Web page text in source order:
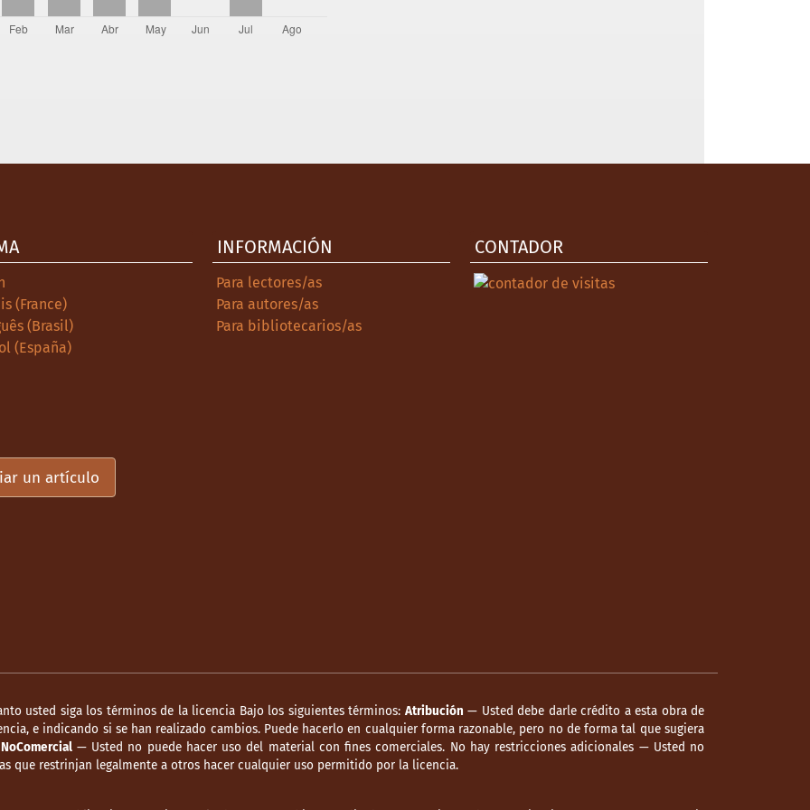
(France)
(Brasil)
(España)
INFORMACIÓN
Para lectores/as
Para autores/as
Para bibliotecarios/as
CONTADOR
un artículo
usted siga los términos de la licencia Bajo los siguientes términos: Atribución — Usted debe darle crédito a esta obra de
e indicando si se han realizado cambios. Puede hacerlo en cualquier forma razonable, pero no de forma tal que sugiera
NoComercial— Usted no puede hacer uso del material con fines comerciales. No hay restricciones adicionales — Usted no
que restrinjan legalmente a otros hacer cualquier uso permitido por la licencia.